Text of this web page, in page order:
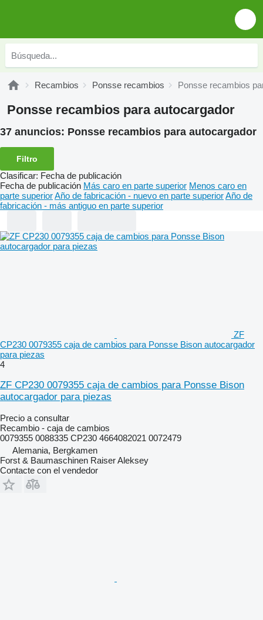
Recambios Ponsse recambios Ponsse recambios
Ponsse recambios para autocargador
37 anuncios: Ponsse recambios para autocargador
Filtro
Clasificar: Fecha de publicación
Fecha de publicación Más caro en parte superior Menos caro en
parte superiorAño de fabricación - nuevo en parte superiorAño de
fabricación - más antiguo en parte superior
ZF
CP230 0079355 caja de cambios para Ponsse Bison autocargador
para piezas
4
ZF CP230 0079355 caja de cambios para Ponsse Bison
autocargador para piezas
Precio a consultar
Recambio - caja de cambios
0079355 0088335 CP230 4664082021 0072479
Alemania, Bergkamen
Forst & Baumaschinen Raiser Aleksey
Contacte con el vendedor